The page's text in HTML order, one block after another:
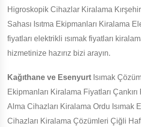
Higroskopik Cihazlar Kiralama
Sahası Isıtma Ekipmanları Kiralama
fiyatları elektrikli ısımak fiyatları
hizmetinize hazırız bizi arayın.
Kağıthane ve Esenyurt Isımak
Ekipmanları Kiralama Fiyatları
Alma Cihazları Kiralama Ordu Isımak
Cihazları Kiralama Çözümleri Çiğli